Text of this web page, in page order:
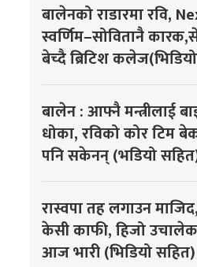
बालेनको राडारमा रवि,
स्वर्णिम–सोवितानै
बेच्दै ब्रिटिश
बालेन : आफ्नै मन्त्रीलाई
धोका, रविको कोर टिम
पनि सकेनन् (भडियो
रास्वपा तह लगाउन
केसी काफी, हिजो
आज भारी (भिडियो सहित)